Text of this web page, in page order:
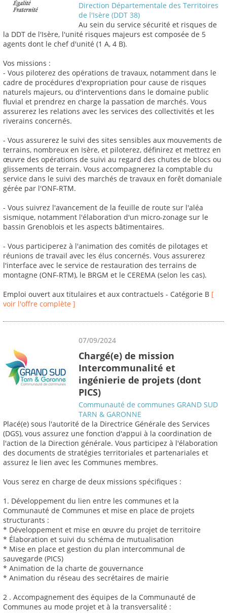
Direction Départementale des Territoires
de l'Isère (DDT 38)
Au sein du service sécurité et risques de
la DDT de l'Isère, l'unité risques majeurs est composée de 5
agents dont le chef d'unité (1 A, 4 B).
Vos missions :
- Vous piloterez des opérations de travaux, notamment dans le
cadre de procédures d'expropriation pour cause de risques
naturels majeurs, ou d'interventions dans le domaine public
fluvial et prendrez en charge la passation de marchés. Vous
assurerez les relations avec les services des collectivités et les
riverains concernés.
- Vous assurerez le suivi des sites sensibles aux mouvements de
terrains, nombreux en Isère, et piloterez, définirez et mettrez en
œuvre des opérations de suivi au regard des chutes de blocs ou
glissements de terrain. Vous accompagnerez la comptable du
service dans le suivi des marchés de travaux en forêt domaniale
gérée par l'ONF-RTM.
- Vous suivrez l'avancement de la feuille de route sur l'aléa
sismique, notamment l'élaboration d'un micro-zonage sur le
bassin Grenoblois et les aspects bâtimentaires.
- Vous participerez à l'animation des comités de pilotages et
réunions de travail avec les élus concernés. Vous assurerez
l'interface avec le service de restauration des terrains de
montagne (ONF-RTM), le BRGM et le CEREMA (selon les cas).
Emploi ouvert aux titulaires et aux contractuels - Catégorie B [
voir l'offre complète ]
07/09/2024
Chargé(e) de mission
Intercommunalité et
ingénierie de projets (dont
PICS)
Communauté de communes GRAND SUD
TARN & GARONNE
Placé(e) sous l'autorité de la Directrice Générale des Services
(DGS), vous assurez une fonction d'appui à la coordination de
l'action de la Direction générale. Vous participez à l'élaboration
des documents de stratégies territoriales et partenariales et
assurez le lien avec les Communes membres.
Vous serez en charge de deux missions spécifiques :
1. Développement du lien entre les communes et la
Communauté de Communes et mise en place de projets
structurants :
* Développement et mise en œuvre du projet de territoire
* Élaboration et suivi du schéma de mutualisation
* Mise en place et gestion du plan intercommunal de
sauvegarde (PICS)
* Animation de la charte de gouvernance
* Animation du réseau des secrétaires de mairie
2 . Accompagnement des équipes de la Communauté de
Communes au mode projet et à la transversalité :